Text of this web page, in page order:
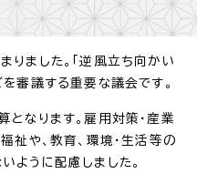
ました。「逆風立ち向かい
審議する重要な議会です。
なります。雇用対策・産業
祉や、教育、環境・生活等の
ように配慮しました。